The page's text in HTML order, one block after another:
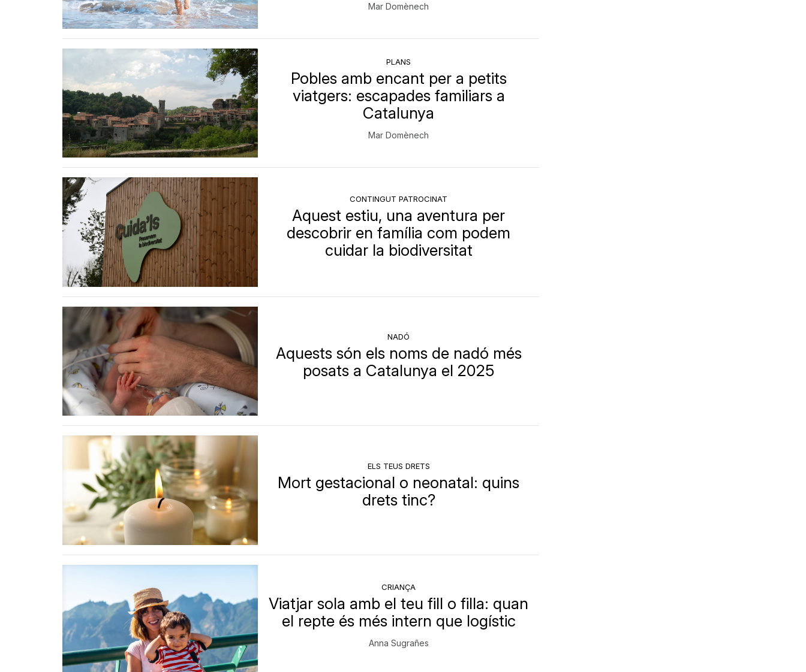
Mar Domènech
PLANS
Pobles amb encant per a petits
viatgers: escapades familiars a
Catalunya
Mar Domènech
CONTINGUT PATROCINAT
Aquest estiu, una aventura per
descobrir en família com podem
cuidar la biodiversitat
NADÓ
Aquests són els noms de nadó més
posats a Catalunya el 2025
ELS TEUS DRETS
Mort gestacional o neonatal: quins
drets tinc?
CRIANÇA
Viatjar sola amb el teu fill o filla: quan
el repte és més intern que logístic
Anna Sugrañes